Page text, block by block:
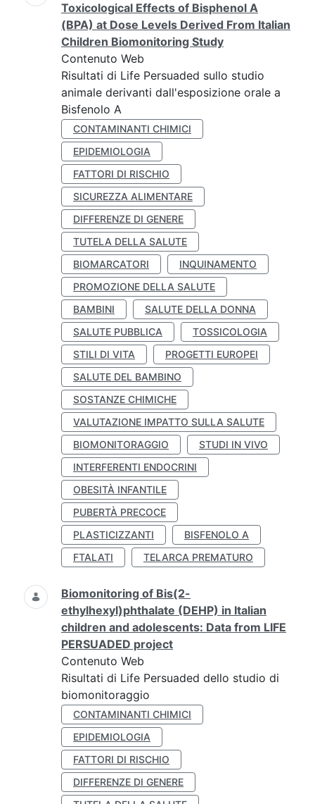
Toxicological Effects of Bisphenol A
(BPA) at Dose Levels Derived From Italian
Children Biomonitoring Study
Contenuto Web
Risultati di Life Persuaded sullo studio
animale derivanti dall'esposizione orale a
Bisfenolo A
CONTAMINANTI CHIMICI
EPIDEMIOLOGIA
FATTORI DI RISCHIO
SICUREZZA ALIMENTARE
DIFFERENZE DI GENERE
TUTELA DELLA SALUTE
BIOMARCATORI
INQUINAMENTO
PROMOZIONE DELLA SALUTE
BAMBINI
SALUTE DELLA DONNA
SALUTE PUBBLICA
TOSSICOLOGIA
STILI DI VITA
PROGETTI EUROPEI
SALUTE DEL BAMBINO
SOSTANZE CHIMICHE
VALUTAZIONE IMPATTO SULLA SALUTE
BIOMONITORAGGIO
STUDI IN VIVO
INTERFERENTI ENDOCRINI
OBESITÀ INFANTILE
PUBERTÀ PRECOCE
PLASTICIZZANTI
BISFENOLO A
FTALATI
TELARCA PREMATURO
Biomonitoring of Bis(2-
ethylhexyl)phthalate (DEHP) in Italian
children and adolescents: Data from LIFE
PERSUADED project
Contenuto Web
Risultati di Life Persuaded dello studio di
biomonitoraggio
CONTAMINANTI CHIMICI
EPIDEMIOLOGIA
FATTORI DI RISCHIO
DIFFERENZE DI GENERE